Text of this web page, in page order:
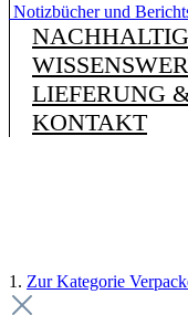
Notizbücher und
LIEFERUNG
KONTAKT
1. Zur Kategorie